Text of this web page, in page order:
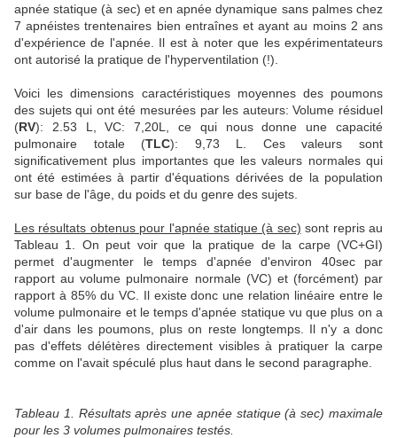
apnée statique (à sec) et en apnée dynamique sans palmes chez
7 apnéistes trentenaires bien entraînes et ayant au moins 2 ans
d'expérience de l'apnée. Il est à noter que les expérimentateurs
ont autorisé la pratique de l'hyperventilation (!).
Voici les dimensions caractéristiques moyennes des poumons
des sujets qui ont été mesurées par les auteurs: Volume résiduel
(RV): 2.53 L, VC: 7,20L, ce qui nous donne une capacité
pulmonaire totale (TLC): 9,73 L. Ces valeurs sont
significativement plus importantes que les valeurs normales qui
ont été estimées à partir d'équations dérivées de la population
sur base de l'âge, du poids et du genre des sujets.
Les résultats obtenus pour l'apnée statique (à sec) sont repris au
Tableau 1. On peut voir que la pratique de la carpe (VC+GI)
permet d'augmenter le temps d'apnée d'environ 40sec par
rapport au volume pulmonaire normale (VC) et (forcément) par
rapport à 85% du VC. Il existe donc une relation linéaire entre le
volume pulmonaire et le temps d'apnée statique vu que plus on a
d'air dans les poumons, plus on reste longtemps. Il n'y a donc
pas d'effets délétères directement visibles à pratiquer la carpe
comme on l'avait spéculé plus haut dans le second paragraphe.
Tableau 1. Résultats après une apnée statique (à sec) maximale
pour les 3 volumes pulmonaires testés.